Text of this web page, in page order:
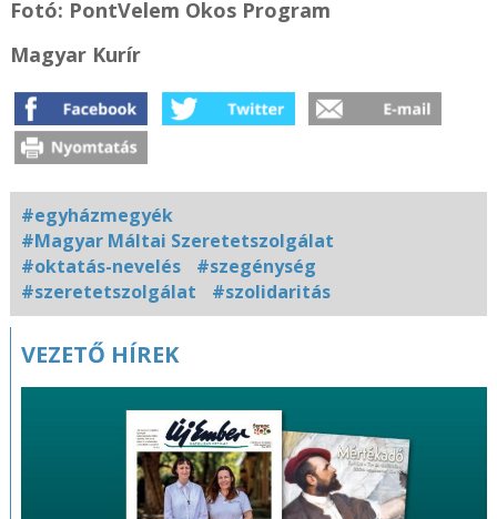
Fotó: PontVelem Okos Program
Magyar Kurír
#egyházmegyék
#Magyar Máltai Szeretetszolgálat
#oktatás-nevelés
#szegénység
#szeretetszolgálat
#szolidaritás
Kapcsolódó
VEZETŐ HÍREK